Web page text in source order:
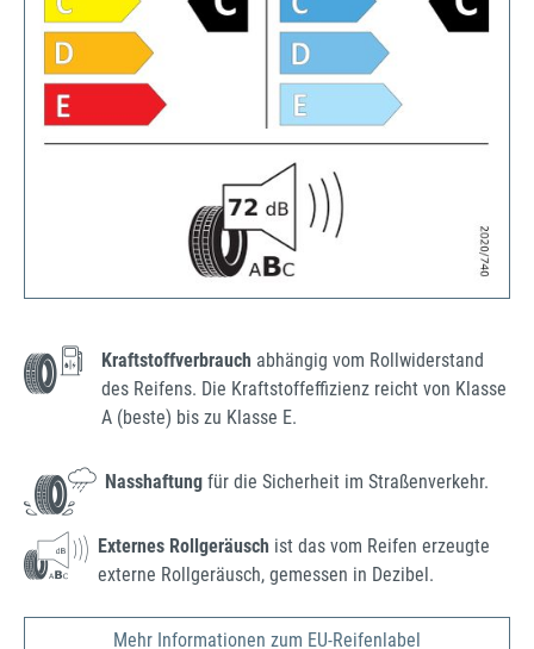
Kraftstoffverbrauch abhängig vom Rollwiderstand
des Reifens. Die Kraftstoffeffizienz reicht von Klasse
A (beste) bis zu Klasse E.
Nasshaftung für die Sicherheit im Straßenverkehr.
Externes Rollgeräusch ist das vom Reifen erzeugte
externe Rollgeräusch, gemessen in Dezibel.
Mehr Informationen zum EU-Reifenlabel